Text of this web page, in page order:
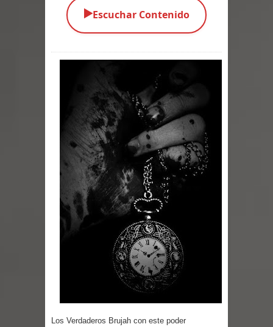
Parte 01: Escondido a Plena Luz
Parte 02: El Enemigo de mi Enemigo
Parte 06: Coletazos
Parte 05: Los Horrores del Infierno
Parte 04: Oídos Sordos
Parte 03: La Traición
Parte 02: Vuelve el Hijo Prodigo
Parte 03: Reflexiones
▶️Escuchar Contenido
Los Verdaderos Brujah con este poder